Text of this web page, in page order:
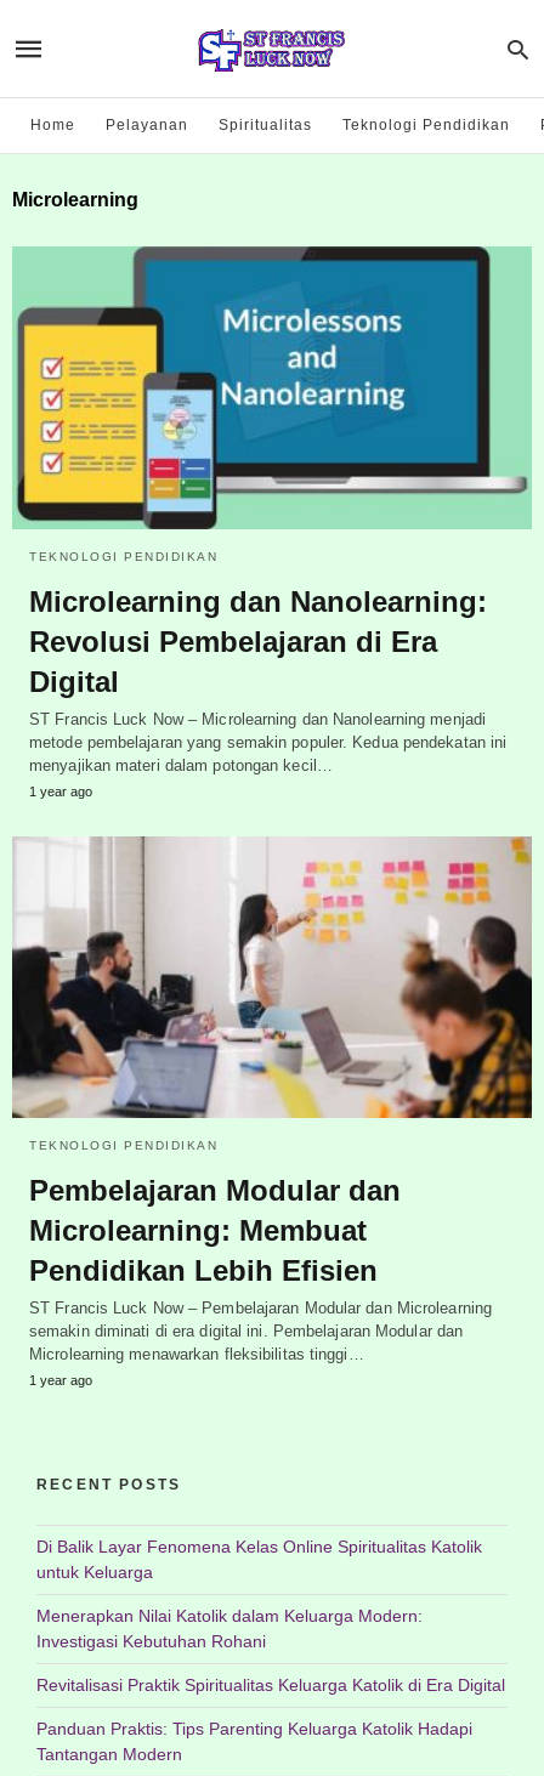
Home Pelayanan Spiritualitas Teknologi Pendidikan
Microlearning
TEKNOLOGI PENDIDIKAN
Microlearning dan Nanolearning:
Revolusi Pembelajaran di Era
Digital
ST Francis Luck Now – Microlearning dan Nanolearning menjadi
metode pembelajaran yang semakin populer. Kedua pendekatan ini
menyajikan materi dalam potongan kecil…
1 year ago
TEKNOLOGI PENDIDIKAN
Pembelajaran Modular dan
Microlearning: Membuat
Pendidikan Lebih Efisien
ST Francis Luck Now – Pembelajaran Modular dan Microlearning
semakin diminati di era digital ini. Pembelajaran Modular dan
Microlearning menawarkan fleksibilitas tinggi…
1 year ago
RECENT POSTS
Di Balik Layar Fenomena Kelas Online Spiritualitas Katolik
untuk Keluarga
Menerapkan Nilai Katolik dalam Keluarga Modern:
Investigasi Kebutuhan Rohani
Revitalisasi Praktik Spiritualitas Keluarga Katolik di Era Digital
Panduan Praktis: Tips Parenting Keluarga Katolik Hadapi
Tantangan Modern